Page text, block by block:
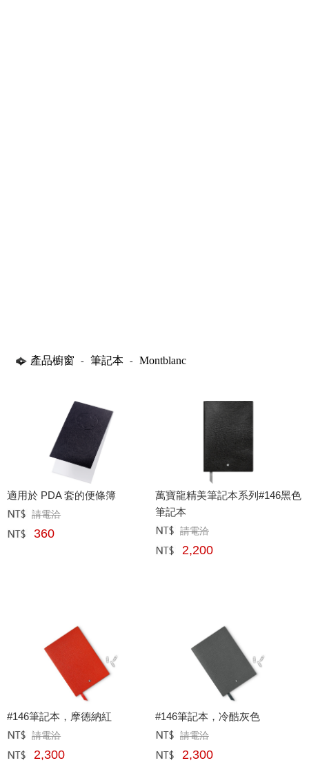
產品櫥窗 - 筆記本 - Montblanc
適用於 PDA 套的便條簿
定價﹕請電洽
網購﹕ 360
萬寶龍精美筆記本系列#146黑色
筆記本
定價﹕ 請電洽
網購﹕ 2,200
#146筆記本，摩德納紅
定價﹕請電洽
網購﹕ 2,300
#146筆記本，冷酷灰色
定價﹕ 請電洽
網購﹕ 2,300